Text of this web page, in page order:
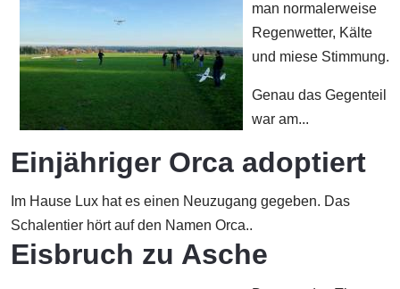
man normalerweise
Regenwetter, Kälte
und miese Stimmung.
Genau das Gegenteil
war am...
Einjähriger Orca adoptiert
Im Hause Lux hat es einen Neuzugang gegeben. Das
Schalentier hört auf den Namen Orca..
Eisbruch zu Asche